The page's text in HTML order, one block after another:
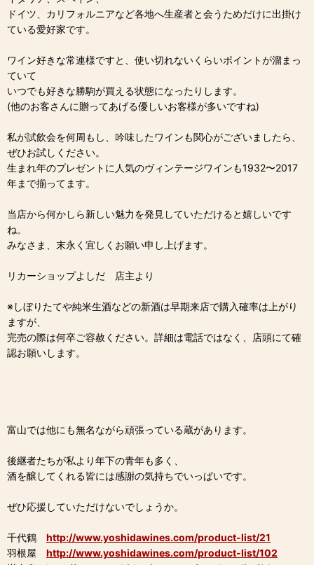
ドイツ、カリフォルニアなど各地へ生産者と会うためだけに出掛け
ている愛好家です。
ワイン好きな常連様ですと、使い切れないくらいポイントが溜まっ
ていて
いつでも好きな勝駒が買える状態になったりします。
(他のお客さんに贈ってあげる優しいお客様が多いですね)
私が試飲会を何周もし、吟味したワインも関心がございましたら、
ぜひお試しください。
生まれ年のプレゼントに人気のヴィンテージワインも1932〜2017
年まで揃ってます。
当店から何かしら新しい魅力を発見していただけると嬉しいです
ね。
みなさま、末永く宜しくお願い申し上げます。
リカーショップよしだ 店主より
※しぼりたてや純米生酒などの新酒は早期来店で購入確率は上がり
ますが、
完売の際は何卒ご容赦ください。詳細は電話ではなく、店頭にて確
認お願いします。
富山では他にも無名ながら頑張っている蔵があります。
後継者たちが私より年下の青年も多く、
酒を醸してくれる皆には感謝の気持ちでいっぱいです。
ぜひ応援していただけないでしょうか。
千代鶴 http://www.yoshidawines.com/product-list/21
羽根屋 http://www.yoshidawines.com/product-list/102